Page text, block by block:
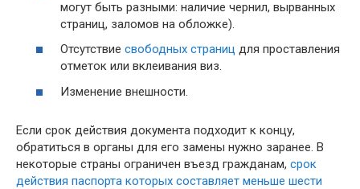
могут быть разными: наличие чернил, вырванных
страниц, заломов на обложке).
Отсутствие свободных страниц для проставления
отметок или вклеивания виз.
Изменение внешности.
Если срок действия документа подходит к концу,
обратиться в органы для его замены нужно заранее. В
некоторые страны ограничен въезд гражданам, срок
действия паспорта которых составляет меньше шести